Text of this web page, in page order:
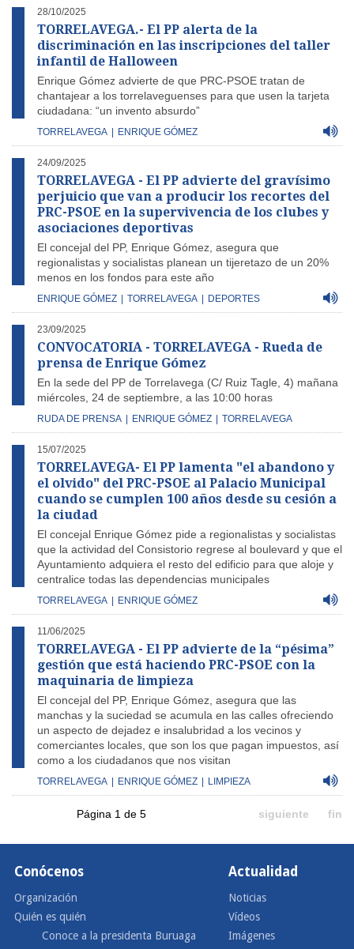
28/10/2025
TORRELAVEGA.- El PP alerta de la
discriminación en las inscripciones del taller
infantil de Halloween
Enrique Gómez advierte de que PRC-PSOE tratan de
chantajear a los torrelaveguenses para que usen la tarjeta
ciudadana: “un invento absurdo”
TORRELAVEGA ENRIQUE GÓMEZ
24/09/2025
TORRELAVEGA - El PP advierte del gravísimo
perjuicio que van a producir los recortes del
PRC-PSOE en la supervivencia de los clubes y
asociaciones deportivas
El concejal del PP, Enrique Gómez, asegura que
regionalistas y socialistas planean un tijeretazo de un 20%
menos en los fondos para este año
ENRIQUE GÓMEZ TORRELAVEGA DEPORTES
23/09/2025
CONVOCATORIA - TORRELAVEGA - Rueda de
prensa de Enrique Gómez
En la sede del PP de Torrelavega (C/ Ruiz Tagle, 4) mañana
miércoles, 24 de septiembre, a las 10:00 horas
RUDA DE PRENSA ENRIQUE GÓMEZ TORRELAVEGA
15/07/2025
TORRELAVEGA- El PP lamenta "el abandono y
el olvido" del PRC-PSOE al Palacio Municipal
cuando se cumplen 100 años desde su cesión a
la ciudad
El concejal Enrique Gómez pide a regionalistas y socialistas
que la actividad del Consistorio regrese al boulevard y que el
Ayuntamiento adquiera el resto del edificio para que aloje y
centralice todas las dependencias municipales
TORRELAVEGA ENRIQUE GÓMEZ
11/06/2025
TORRELAVEGA - El PP advierte de la “pésima”
gestión que está haciendo PRC-PSOE con la
maquinaria de limpieza
El concejal del PP, Enrique Gómez, asegura que las
manchas y la suciedad se acumula en las calles ofreciendo
un aspecto de dejadez e insalubridad a los vecinos y
comerciantes locales, que son los que pagan impuestos, así
como a los ciudadanos que nos visitan
TORRELAVEGA ENRIQUE GÓMEZ LIMPIEZA
Página 1 de 5 siguiente fin
Conócenos
Organización
Quién es quién
Conoce a la presidenta Buruaga
Actualidad
Noticias
Vídeos
Imágenes